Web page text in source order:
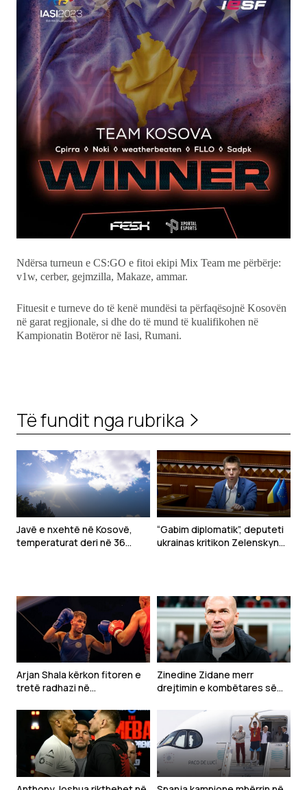
Ndërsa turneun e CS:GO e fitoi ekipi Mix Team me përbërje:
v1w, cerber, gejmzilla, Makaze, ammar.
Fituesit e turneve do të kenë mundësi ta përfaqësojnë Kosovën
në garat regjionale, si dhe do të mund të kualifikohen në
Kampionatin Botëror në Iasi, Rumani.
Të fundit nga rubrika
Javë e nxehtë në Kosovë,
temperaturat deri në 36
“Gabim diplomatik”, deputeti
ukrainas kritikon Zelenskyn
Arjan Shala kërkon fitoren e
tretë radhazi në
turkun Ahmet Aksu në Pejë
Zinedine Zidane merr
drejtimin e kombëtares së